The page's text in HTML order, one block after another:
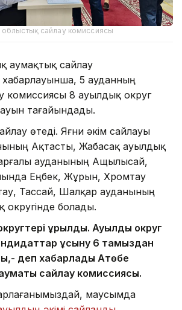
облыстық сайлау комиссиясы
аумақтық сайлау
5 ауданның
комиссиясы 8 ауылдық округ
тағайындады.
өтеді. Яғни әкім сайлауы
Ақтасты, Жабасақ ауылдық
ауданының Ащылысай,
Еңбек, Жұрын, Хромтау
Тассай, Шалқар ауданының
болады.
құрылды. Ауылдық округ
ұсыну 6 тамыздан
деп хабарлады Ақтөбе
сайлау комиссиясы.
маусымда